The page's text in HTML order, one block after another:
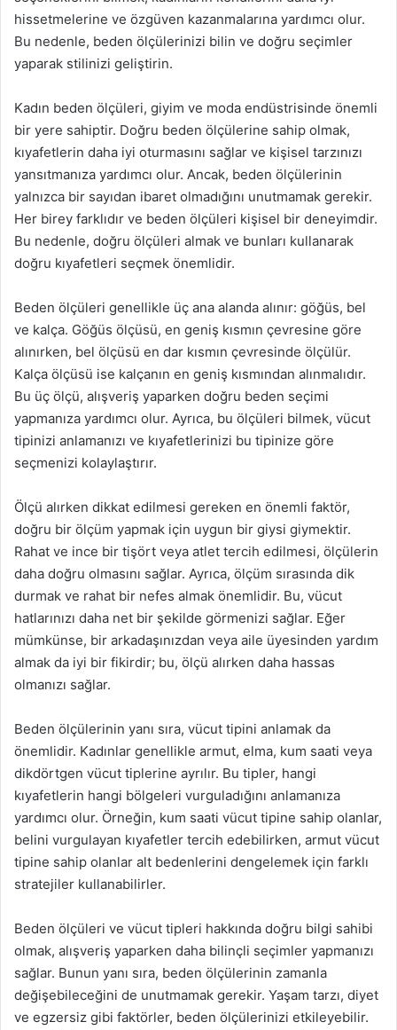
hissetmelerine ve özgüven kazanmalarına yardımcı olur.
Bu nedenle, beden ölçülerinizi bilin ve doğru seçimler
yaparak stilinizi geliştirin.
Kadın beden ölçüleri, giyim ve moda endüstrisinde önemli
bir yere sahiptir. Doğru beden ölçülerine sahip olmak,
kıyafetlerin daha iyi oturmasını sağlar ve kişisel tarzınızı
yansıtmanıza yardımcı olur. Ancak, beden ölçülerinin
yalnızca bir sayıdan ibaret olmadığını unutmamak gerekir.
Her birey farklıdır ve beden ölçüleri kişisel bir deneyimdir.
Bu nedenle, doğru ölçüleri almak ve bunları kullanarak
doğru kıyafetleri seçmek önemlidir.
Beden ölçüleri genellikle üç ana alanda alınır: göğüs, bel
ve kalça. Göğüs ölçüsü, en geniş kısmın çevresine göre
alınırken, bel ölçüsü en dar kısmın çevresinde ölçülür.
Kalça ölçüsü ise kalçanın en geniş kısmından alınmalıdır.
Bu üç ölçü, alışveriş yaparken doğru beden seçimi
yapmanıza yardımcı olur. Ayrıca, bu ölçüleri bilmek, vücut
tipinizi anlamanızı ve kıyafetlerinizi bu tipinize göre
seçmenizi kolaylaştırır.
Ölçü alırken dikkat edilmesi gereken en önemli faktör,
doğru bir ölçüm yapmak için uygun bir giysi giymektir.
Rahat ve ince bir tişört veya atlet tercih edilmesi, ölçülerin
daha doğru olmasını sağlar. Ayrıca, ölçüm sırasında dik
durmak ve rahat bir nefes almak önemlidir. Bu, vücut
hatlarınızı daha net bir şekilde görmenizi sağlar. Eğer
mümkünse, bir arkadaşınızdan veya aile üyesinden yardım
almak da iyi bir fikirdir; bu, ölçü alırken daha hassas
olmanızı sağlar.
Beden ölçülerinin yanı sıra, vücut tipini anlamak da
önemlidir. Kadınlar genellikle armut, elma, kum saati veya
dikdörtgen vücut tiplerine ayrılır. Bu tipler, hangi
kıyafetlerin hangi bölgeleri vurguladığını anlamanıza
yardımcı olur. Örneğin, kum saati vücut tipine sahip olanlar,
belini vurgulayan kıyafetler tercih edebilirken, armut vücut
tipine sahip olanlar alt bedenlerini dengelemek için farklı
stratejiler kullanabilirler.
Beden ölçüleri ve vücut tipleri hakkında doğru bilgi sahibi
olmak, alışveriş yaparken daha bilinçli seçimler yapmanızı
sağlar. Bunun yanı sıra, beden ölçülerinin zamanla
değişebileceğini de unutmamak gerekir. Yaşam tarzı, diyet
ve egzersiz gibi faktörler, beden ölçülerinizi etkileyebilir.